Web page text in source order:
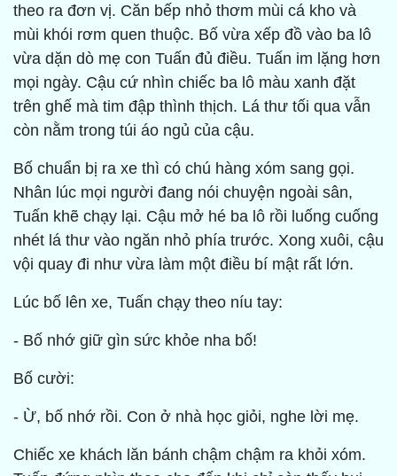
theo ra đơn vị. Căn bếp nhỏ thơm mùi cá kho và
mùi khói rơm quen thuộc. Bố vừa xếp đồ vào ba lô
vừa dặn dò mẹ con Tuấn đủ điều. Tuấn im lặng hơn
mọi ngày. Cậu cứ nhìn chiếc ba lô màu xanh đặt
trên ghế mà tim đập thình thịch. Lá thư tối qua vẫn
còn nằm trong túi áo ngủ của cậu.
Bố chuẩn bị ra xe thì có chú hàng xóm sang gọi.
Nhân lúc mọi người đang nói chuyện ngoài sân,
Tuấn khẽ chạy lại. Cậu mở hé ba lô rồi luống cuống
nhét lá thư vào ngăn nhỏ phía trước. Xong xuôi, cậu
vội quay đi như vừa làm một điều bí mật rất lớn.
Lúc bố lên xe, Tuấn chạy theo níu tay:
- Bố nhớ giữ gìn sức khỏe nha bố!
Bố cười:
- Ừ, bố nhớ rồi. Con ở nhà học giỏi, nghe lời mẹ.
Chiếc xe khách lăn bánh chậm chậm ra khỏi xóm.